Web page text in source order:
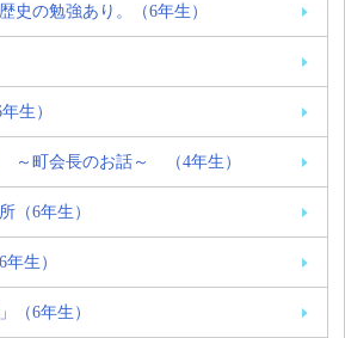
史の勉強あり。（6年生）
生）
～町会長のお話～ （4年生）
（6年生）
生）
（6年生）